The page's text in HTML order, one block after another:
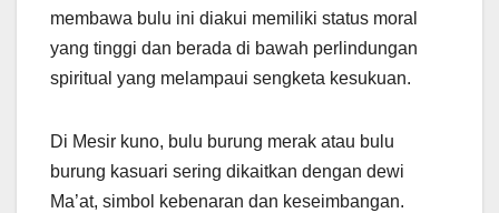
membawa bulu ini diakui memiliki status moral
yang tinggi dan berada di bawah perlindungan
spiritual yang melampaui sengketa kesukuan.
Di Mesir kuno, bulu burung merak atau bulu
burung kasuari sering dikaitkan dengan dewi
Ma’at, simbol kebenaran dan keseimbangan.